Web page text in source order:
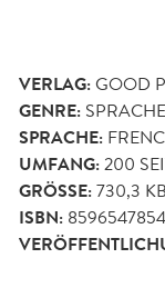
VERLAG:GOOD
GENRE:
SPRACHE:
UMFANG:200
GRÖSSE: 730,3 KB
ISBN: